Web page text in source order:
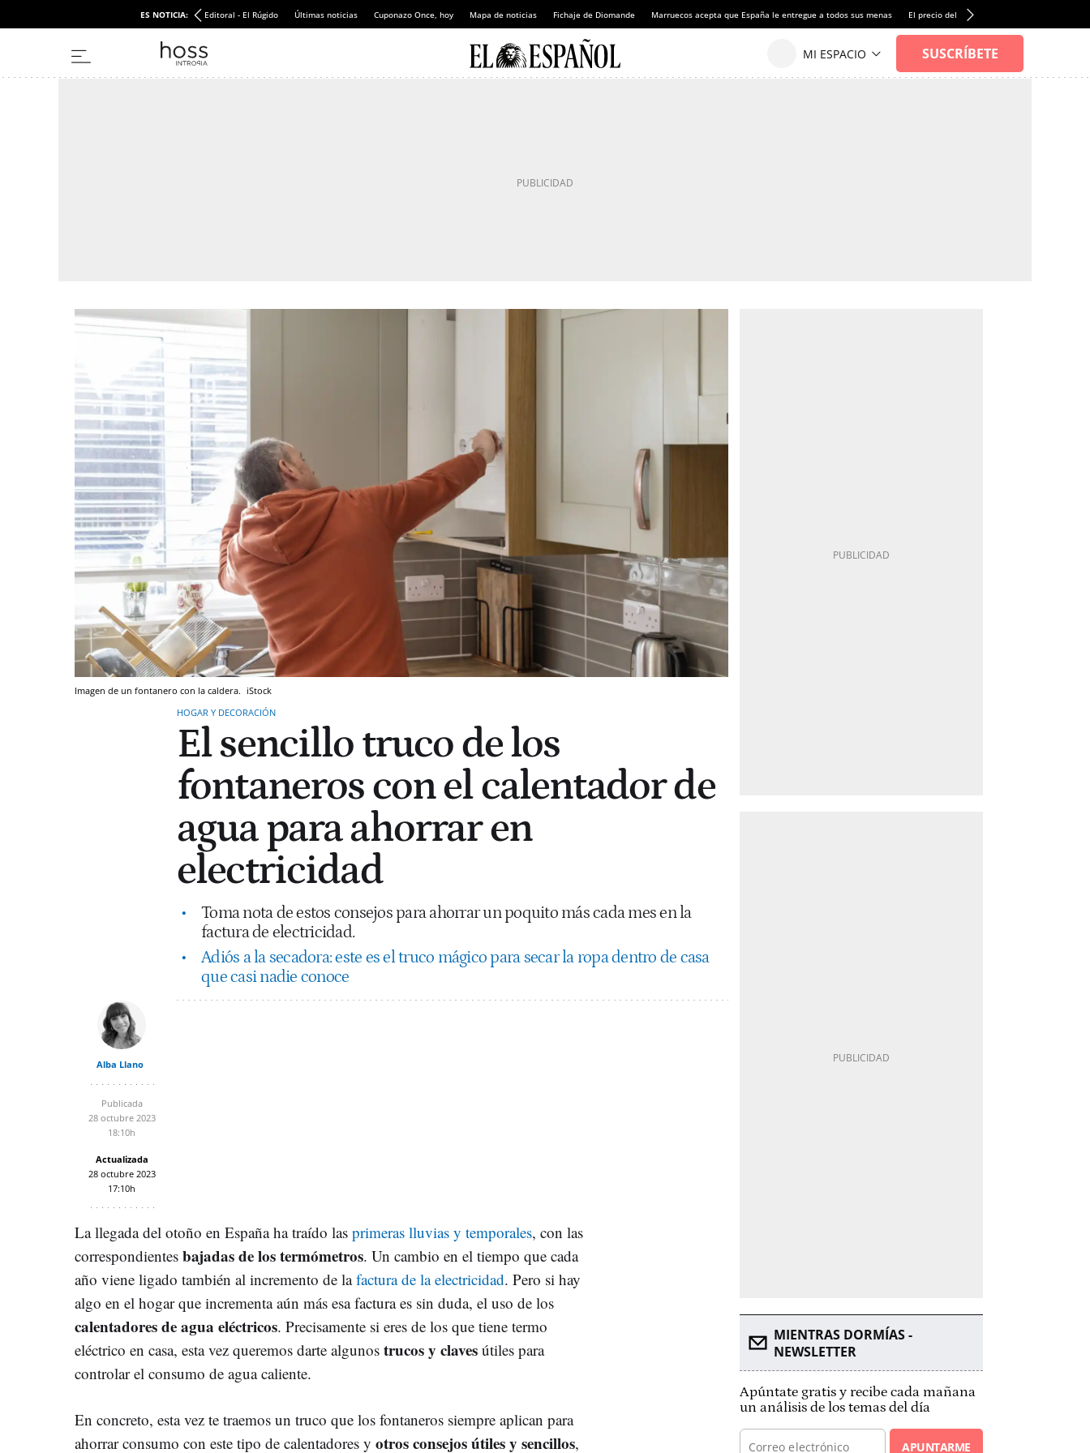
ES NOTICIA: Editoral - El Rúgido Últimas noticias Cuponazo Once, hoy Mapa de noticias Fichaje de Diomande Marruecos acepta que España le entregue a todos sus menas El precio del alquiler de vivienda baja por
Imagen de un fontanero con la caldera. iStock
HOGAR Y DECORACIÓN
El sencillo truco de los
fontaneros con el calentador de
agua para ahorrar en
electricidad
Toma nota de estos consejos para ahorrar un poquito más cada mes en la
factura de electricidad.
Adiós a la secadora: este es el truco mágico para secar la ropa dentro de casa
que casi nadie conoce
Alba Llano
Publicada
28 octubre 2023
18:10h
Actualizada
28 octubre 2023
17:10h
La llegada del otoño en España ha traído las primeras lluvias y temporales, con las
correspondientes bajadas de los termómetros. Un cambio en el tiempo que cada
año viene ligado también al incremento de lafactura de la electricidad. Pero si hay
algo en el hogar que incrementa aún más esa factura es sin duda, el uso de los
calentadores de agua eléctricos. Precisamente si eres de los que tiene termo
eléctrico en casa, esta vez queremos darte algunos trucos y claves útiles para
controlar el consumo de agua caliente.
En concreto, esta vez te traemos un truco que los fontaneros siempre aplican para
ahorrar consumo con este tipo de calentadores y otros consejos útiles y sencillos,
MIENTRAS DORMÍAS -
NEWSLETTER
Apúntate gratis y recibe cada mañana
un análisis de los temas del día
APUNTARME